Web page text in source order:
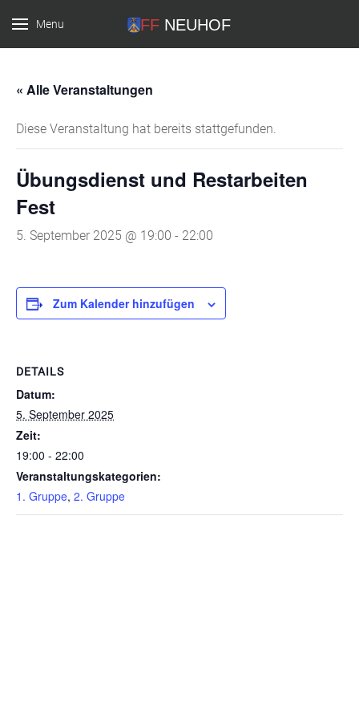
Menu
« Alle Veranstaltungen
Diese Veranstaltung hat bereits stattgefunden.
Übungsdienst und Restarbeiten
Fest
5. September 2025 @ 19:00 - 22:00
Zum Kalender hinzufügen
DETAILS
Datum:
5. September 2025
Zeit:
19:00 - 22:00
Veranstaltungskategorien:
1. Gruppe, 2. Gruppe